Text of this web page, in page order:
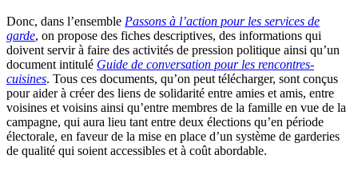
Donc, dans l’ensemble Passons à l’action pour les services de
garde, on propose des fiches descriptives, des informations qui
doivent servir à faire des activités de pression politique ainsi qu’un
document intitulé Guide de conversation pour les rencontres-
cuisines. Tous ces documents, qu’on peut télécharger, sont conçus
pouraider à créerdes liens de solidarité entre amies et amis, entre
voisines et voisins ainsi qu’entre membres de la famille en vue de la
campagne, qui aura lieu tant entre deux élections qu’en période
électorale, en faveurde la mise en place d’un système de garderies
de qualité qui soient accessibles et à coût abordable.